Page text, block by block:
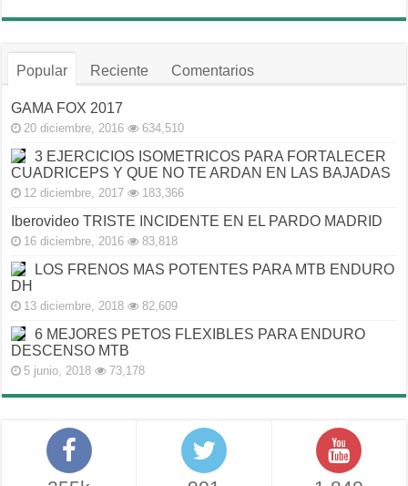
Popular Reciente Comentarios
GAMA FOX 2017
20 diciembre, 2016 634,510
3 EJERCICIOS ISOMETRICOS PARA FORTALECER
CUADRICEPS Y QUE NO TE ARDAN EN LAS BAJADAS
12 diciembre, 2017 183,366
Iberovideo TRISTE INCIDENTE EN EL PARDO MADRID
16 diciembre, 2016 83,818
LOS FRENOS MAS POTENTES PARA MTB ENDURO
DH
13 diciembre, 2018 82,609
6 MEJORES PETOS FLEXIBLES PARA ENDURO
DESCENSO MTB
5 junio, 2018 73,178